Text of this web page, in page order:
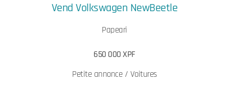
Vend Volkswagen NewBeetle
Papeari
650 000 XPF
Petite annonce / Voitures